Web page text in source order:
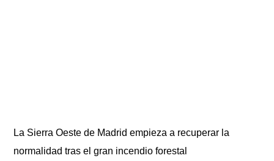
La Sierra Oeste de Madrid empieza a recuperar la
normalidad tras el gran incendio forestal